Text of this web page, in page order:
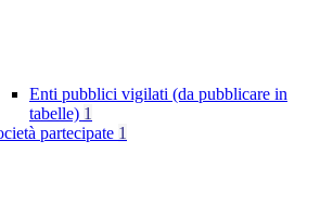
Enti pubblici vigilati (da pubblicare in
tabelle) 1
partecipate 1